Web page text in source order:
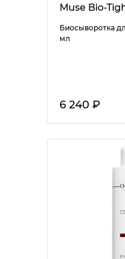
Muse Bio-
Биосыворотка
мл
6 240 ₽